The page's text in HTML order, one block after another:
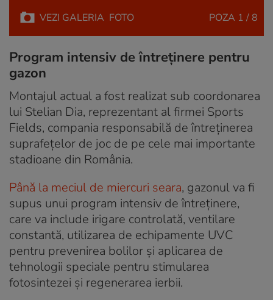
VEZI GALERIA FOTO POZA 1 / 8
Program intensiv de întreținere pentru
gazon
Montajul actual a fost realizat sub coordonarea
lui Stelian Dia, reprezentant al firmei Sports
Fields, compania responsabilă de întreținerea
suprafețelor de joc de pe cele mai importante
stadioane din România.
Până la meciul de miercuri seara, gazonul va fi
supus unui program intensiv de întreținere,
care va include irigare controlată, ventilare
constantă, utilizarea de echipamente UVC
pentru prevenirea bolilor și aplicarea de
tehnologii speciale pentru stimularea
fotosintezei și regenerarea ierbii.